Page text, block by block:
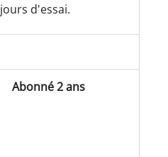
jours d'essai.
Abonné 2 ans